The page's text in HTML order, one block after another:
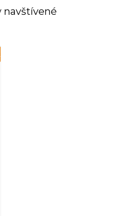
navštívené